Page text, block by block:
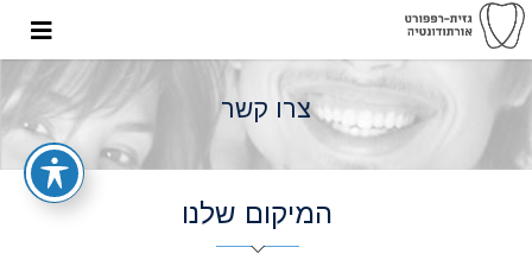
צרו קשר
המיקום שלנו